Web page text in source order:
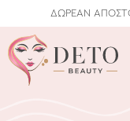
ΔΩΡΕΑΝ